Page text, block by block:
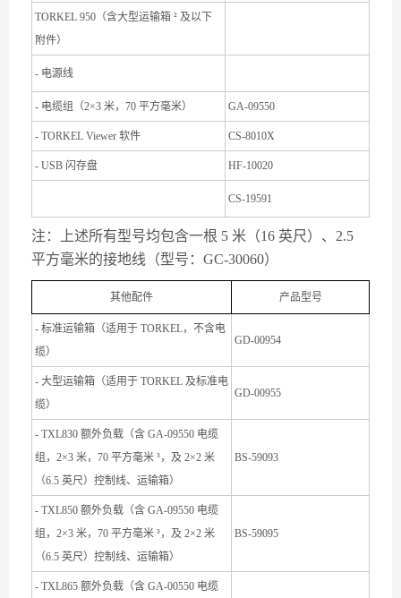
TORKEL 950（含大型运输箱 ² 及以下
附件）
- 电源线
- 电缆组（2×3 米，70 平方毫米） GA-09550
- TORKEL Viewer 软件 CS-8010X
- USB 闪存盘 HF-10020
CS-19591
注：上述所有型号均包含一根 5 米（16 英尺）、2.5
平方毫米的接地线（型号：GC-30060）
其他配件 产品型号
- 标准运输箱（适用于 TORKEL，不含电
缆）
GD-00954
- 大型运输箱（适用于 TORKEL 及标准电
缆）
GD-00955
- TXL830 额外负载（含 GA-09550 电缆
组，2×3 米，70 平方毫米 ³，及 2×2 米
（6.5 英尺）控制线、运输箱）
BS-59093
- TXL850 额外负载（含 GA-09550 电缆
组，2×3 米，70 平方毫米 ³，及 2×2 米
（6.5 英尺）控制线、运输箱）
BS-59095
- TXL865 额外负载（含 GA-00550 电缆